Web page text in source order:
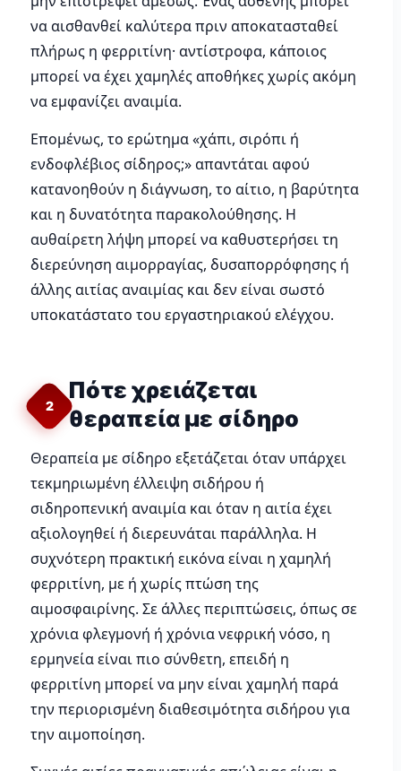
να αισθανθεί καλύτερα πριν αποκατασταθεί
πλήρως η φερριτίνη· αντίστροφα, κάποιος
μπορεί να έχει χαμηλές αποθήκες χωρίς ακόμη
να εμφανίζει αναιμία.
Επομένως, το ερώτημα «χάπι, σιρόπι ή
ενδοφλέβιος σίδηρος;» απαντάται αφού
κατανοηθούν η διάγνωση, το αίτιο, η βαρύτητα
και η δυνατότητα παρακολούθησης. Η
αυθαίρετη λήψη μπορεί να καθυστερήσει τη
διερεύνηση αιμορραγίας, δυσαπορρόφησης ή
άλλης αιτίας αναιμίας και δεν είναι σωστό
υποκατάστατο του εργαστηριακού ελέγχου.
2
Πότε χρειάζεται
θεραπεία με σίδηρο
Θεραπεία με σίδηρο εξετάζεται όταν υπάρχει
τεκμηριωμένη έλλειψη σιδήρου ή
σιδηροπενική αναιμία και όταν η αιτία έχει
αξιολογηθεί ή διερευνάται παράλληλα. Η
συχνότερη πρακτική εικόνα είναι η χαμηλή
φερριτίνη, με ή χωρίς πτώση της
αιμοσφαιρίνης. Σε άλλες περιπτώσεις, όπως σε
χρόνια φλεγμονή ή χρόνια νεφρική νόσο, η
ερμηνεία είναι πιο σύνθετη, επειδή η
φερριτίνη μπορεί να μην είναι χαμηλή παρά
την περιορισμένη διαθεσιμότητα σιδήρου για
την αιμοποίηση.